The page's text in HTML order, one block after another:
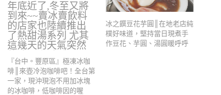
年底近了,冬至又將
到來~~賣冰賣飲料
的店家也陸續推出
了熱甜湯系列 尤其
這幾天的天氣突然
的降下來,害我…
冰之饌豆花芋圓║在地老店純
樸好味道，堅持當日現煮手
作豆花、芋圓、湯圓暖呼呼
『台中。豐原區』極凍冰咖
啡║來壺冷泡咖啡吧！全台第
一家，現沖現泡不用加冰塊
的冰咖啡，低咖啡因的喔